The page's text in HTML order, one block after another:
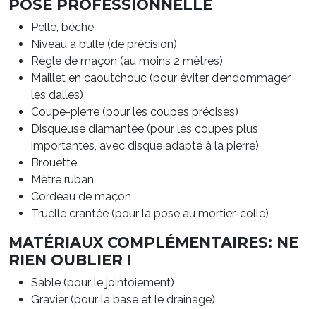
POSE PROFESSIONNELLE
Pelle, bêche
Niveau à bulle (de précision)
Règle de maçon (au moins 2 mètres)
Maillet en caoutchouc (pour éviter d’endommager
les dalles)
Coupe-pierre (pour les coupes précises)
Disqueuse diamantée (pour les coupes plus
importantes, avec disque adapté à la pierre)
Brouette
Mètre ruban
Cordeau de maçon
Truelle crantée (pour la pose au mortier-colle)
MATÉRIAUX COMPLÉMENTAIRES: NE
RIEN OUBLIER !
Sable (pour le jointoiement)
Gravier (pour la base et le drainage)